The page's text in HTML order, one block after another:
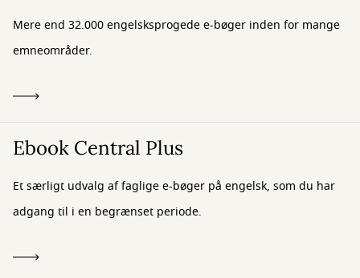
Mere end 32.000 engelsksprogede e-bøger inden for mange
emneområder.
Ebook Central Plus
Et særligt udvalg af faglige e-bøger på engelsk, som du har
adgang til i en begrænset periode.